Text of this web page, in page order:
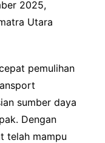
2025,
Utara
pemulihan
sumber daya
Dengan
telah mampu